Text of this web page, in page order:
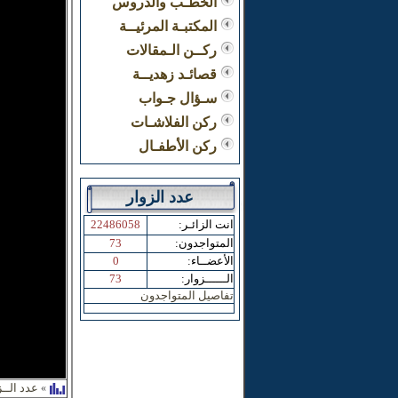
»عدد
المكتبـة المرئيــة
ركــن الـمقالات
قصائـد زهديــة
سـؤال جـواب
ركن الفلاشـات
ركن الأطفـال
عدد الزوار
22486058
:انت الزائـر
73
:المتواجدون
0
:الأعضــاء
73
:الــــــزوار
تفاصيل المتواجدون